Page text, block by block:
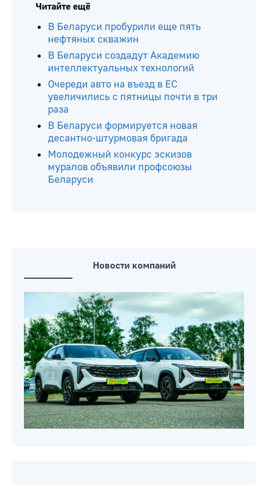
Читайте ещё
В Беларуси пробурили еще пять
нефтяных скважин
В Беларуси создадут Академию
интеллектуальных технологий
Очереди авто на въезд в ЕС
увеличились с пятницы почти в три
раза
В Беларуси формируется новая
десантно-штурмовая бригада
Молодежный конкурс эскизов
муралов объявили профсоюзы
Беларуси
Новости компаний